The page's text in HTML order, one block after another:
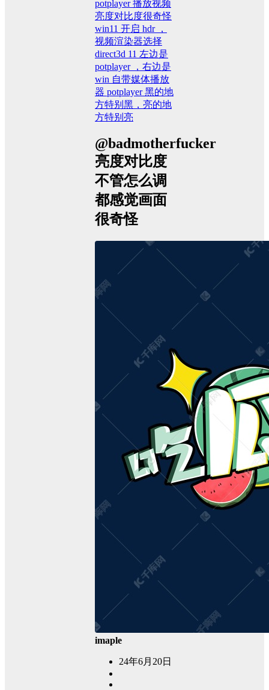
potplayer 播放视频
亮度对比度很奇怪
win11 开启 hdr ，
视频渲染器选择
direct3d 11 左边是
potplayer ，右边是
win 自带媒体播放
器 potplayer 黑的地
方特别黑，亮的地
方特别亮
@badmotherfucker
亮度对比度
不管怎么调
都感觉画面
很奇怪
imaple
24年6月20日